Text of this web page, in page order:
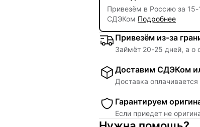
Привезём в Россию за 15-
СДЭКом Подробнее
Привезём из-за
Займёт 20-25 дней, а о
Доставим СДЭКом
Доставка
Гарантируем
Если приедет не